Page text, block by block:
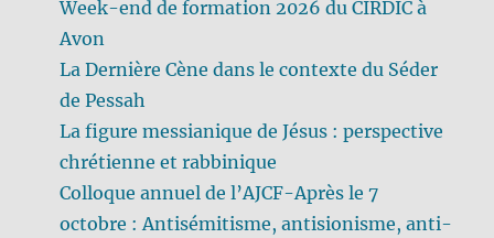
Week-end de formation 2026 du CIRDIC à
Avon
La Dernière Cène dans le contexte du Séder
de Pessah
La figure messianique de Jésus : perspective
chrétienne et rabbinique
Colloque annuel de l’AJCF-Après le 7
octobre : Antisémitisme, antisionisme, anti-